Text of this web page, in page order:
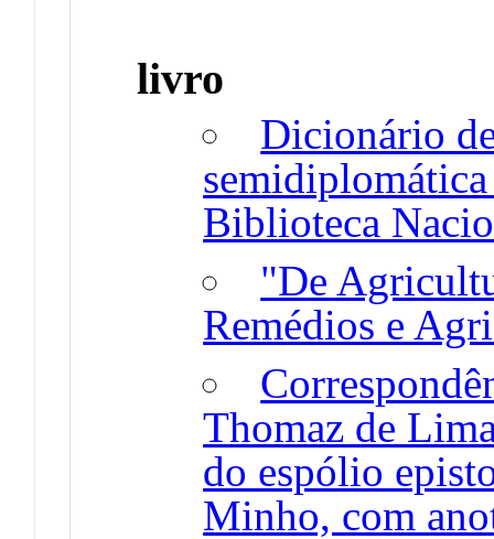
livro
Dicionário
Biblioteca
"De
Remédios e
Thomaz de
do espólio
Minho, com